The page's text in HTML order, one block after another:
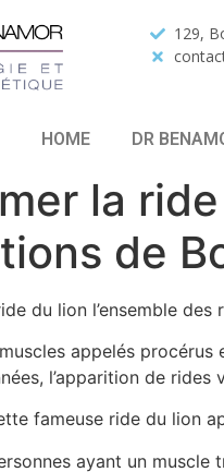
129,
HOME DR
la
de
du lion l’ensemble
appelés
l’apparition de
fameuse ride du lion
ayant un